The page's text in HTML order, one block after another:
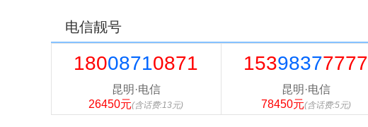
电信靓号
18008710871
昆明·电信
26450元(含话费:13元)
15398377777
昆明·电信
78450元(含话费:5元)